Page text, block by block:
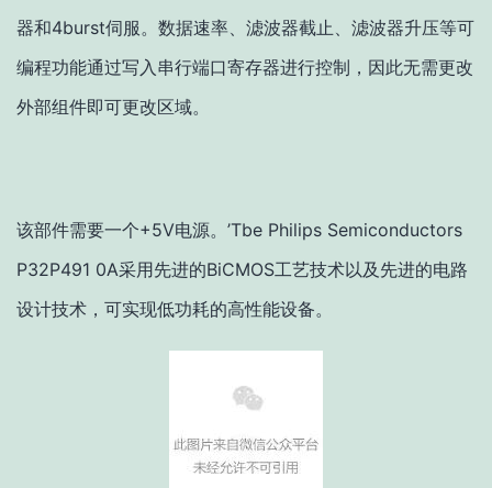
器和4burst伺服。数据速率、滤波器截止、滤波器升压等可
编程功能通过写入串行端口寄存器进行控制，因此无需更改
外部组件即可更改区域。
该部件需要一个+5V电源。’Tbe Philips Semiconductors
P32P491 0A采用先进的BiCMOS工艺技术以及先进的电路
设计技术，可实现低功耗的高性能设备。